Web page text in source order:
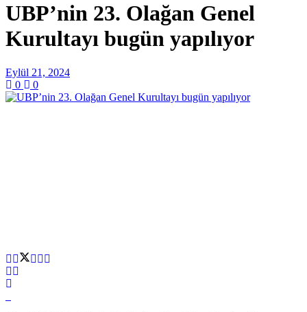
UBP’nin 23. Olağan Genel
Kurultayı bugün yapılıyor
Eylül 21, 2024
0
0